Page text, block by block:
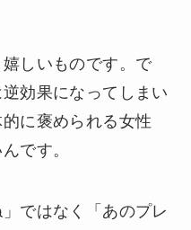
しいものです。で
効果になってしまい
に褒められる女性
です。
ではなく「あのプレ